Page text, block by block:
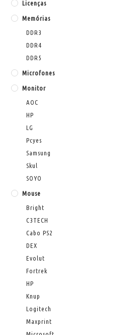
Licenças
Memórias
DDR3
DDR4
DDR5
Microfones
Monitor
AOC
HP
LG
Pcyes
Samsung
Skul
SOYO
Mouse
Bright
C3TECH
Cabo PS2
DEX
Evolut
Fortrek
HP
Knup
Logitech
Maxprint